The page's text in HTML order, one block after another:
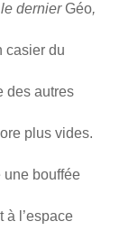
dernierGéo,
casier du
des autres
plus vides.
une bouffée
à l’espace